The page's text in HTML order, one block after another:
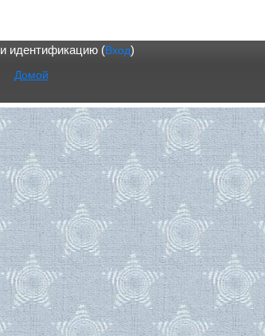
идентификацию (Вход)
Домой